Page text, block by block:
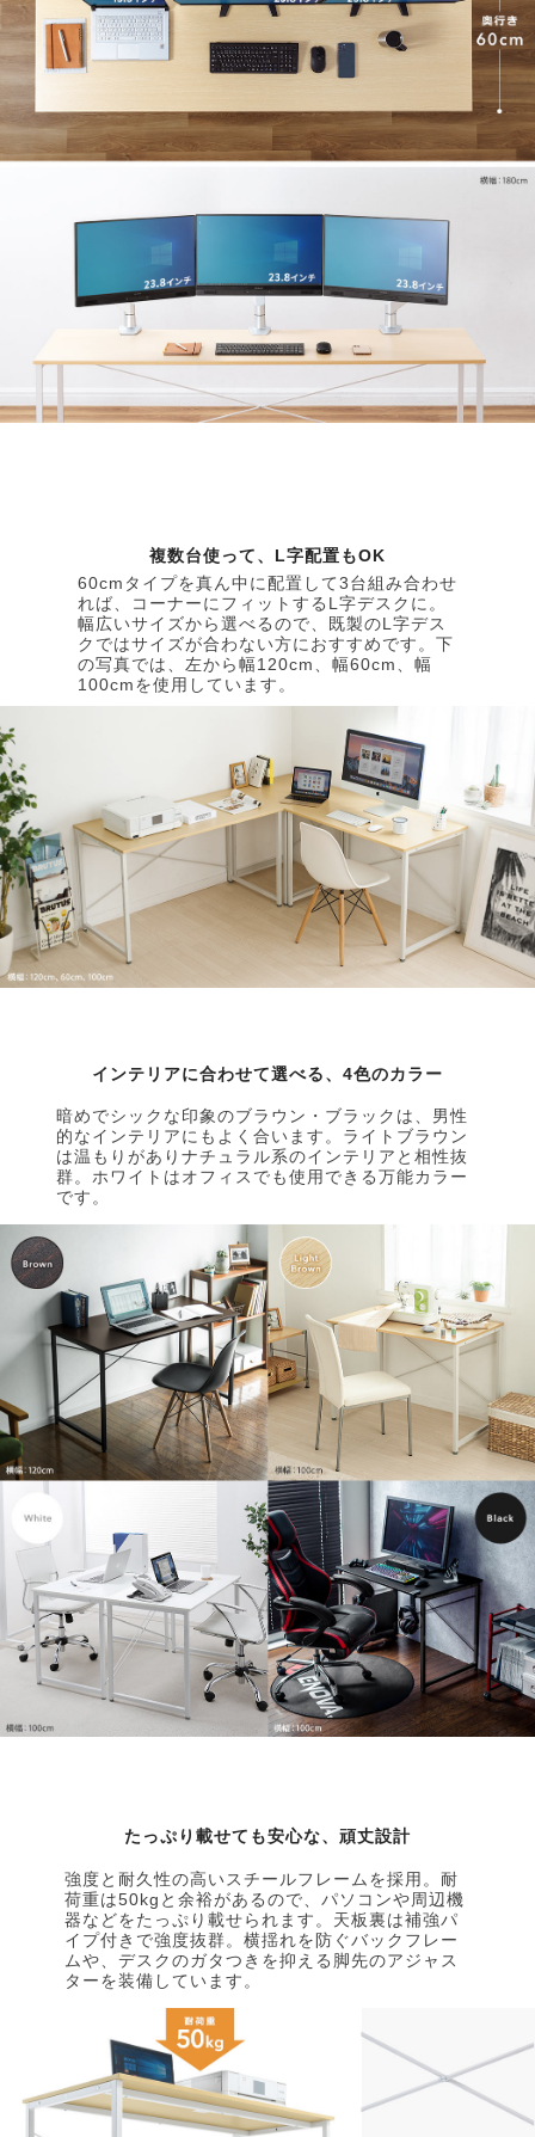
複数台使って、L字配置もOK
60cmタイプを真ん中に配置して3台組み合わせ
れば、コーナーにフィットするL字デスクに。
幅広いサイズから選べるので、既製のL字デス
クではサイズが合わない方におすすめです。下
の写真では、左から幅120cm、幅60cm、幅
100cmを使用しています。
インテリアに合わせて選べる、4色のカラー
暗めでシックな印象のブラウン・ブラックは、男性
的なインテリアにもよく合います。ライトブラウン
は温もりがありナチュラル系のインテリアと相性抜
群。ホワイトはオフィスでも使用できる万能カラー
です。
たっぷり載せても安心な、頑丈設計
強度と耐久性の高いスチールフレームを採用。耐
荷重は50kgと余裕があるので、パソコンや周辺機
器などをたっぷり載せられます。天板裏は補強パ
イプ付きで強度抜群。横揺れを防ぐバックフレー
ムや、デスクのガタつきを抑える脚先のアジャス
ターを装備しています。